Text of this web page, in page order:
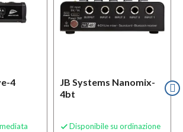
4
JB Systems Nanomix-
4bt
 Disponibile su ordinazione